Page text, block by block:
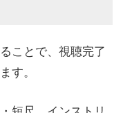
ことで、視聴完了
す。